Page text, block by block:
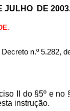
JULHO DE
n.º 5.282,
II do §5º e no
instrução.